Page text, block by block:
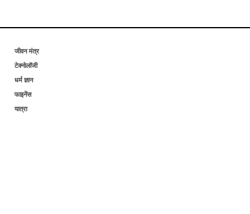
जीवन मंत्र
टेक्नोलॉजी
धर्म ज्ञान
फाइनेंस
यात्रा